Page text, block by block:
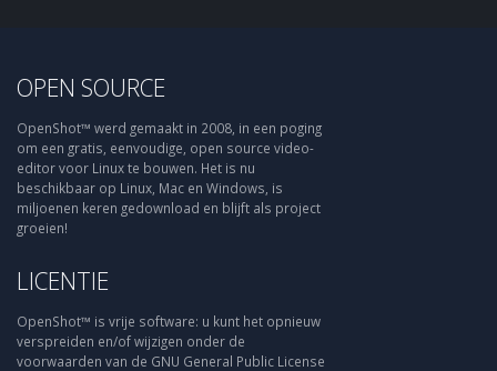
OPEN SOURCE
OpenShot™ werd gemaakt in 2008, in een poging
om een gratis, eenvoudige, open source video-
editor voor Linux te bouwen. Het is nu
beschikbaar op Linux, Mac en Windows, is
miljoenen keren gedownload en blijft als project
groeien!
LICENTIE
OpenShot™ is vrije software: u kunt het opnieuw
verspreiden en/of wijzigen onder de
voorwaarden van de GNU General Public License